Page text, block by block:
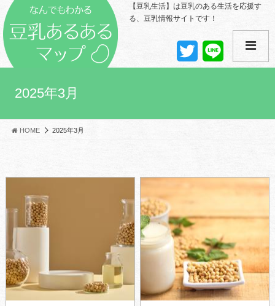
【豆乳生活】は豆乳のある生活を応援す
る、豆乳情報サイトです！
T
2025年3月
HOME 2025年3月